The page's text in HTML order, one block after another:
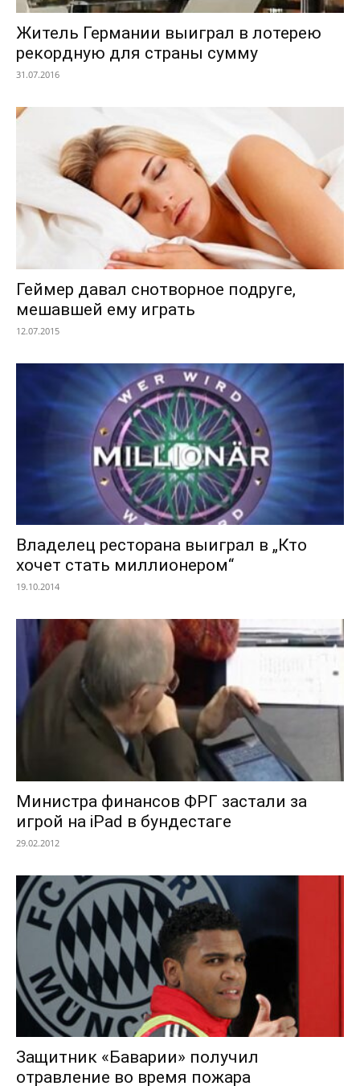
Житель Германии выиграл в лотерею
рекордную для страны сумму
31.07.2016
Геймер давал снотворное подруге,
мешавшей ему играть
12.07.2015
Владелец ресторана выиграл в „Кто
хочет стать миллионером“
19.10.2014
Министра финансов ФРГ застали за
игрой на iPad в бундестаге
29.02.2012
Защитник «Баварии» получил
отравление во время пожара